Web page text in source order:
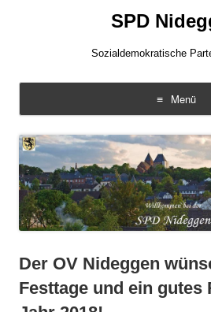
SPD
Sozialdemokratische
Menü
Inhalt
springen
Der OV Nideggen
Festtage und ein gutes